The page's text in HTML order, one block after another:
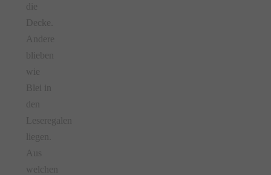
die
Decke.
Andere
blieben
wie
Blei in
den
Leseregalen
liegen.
Aus
welchen